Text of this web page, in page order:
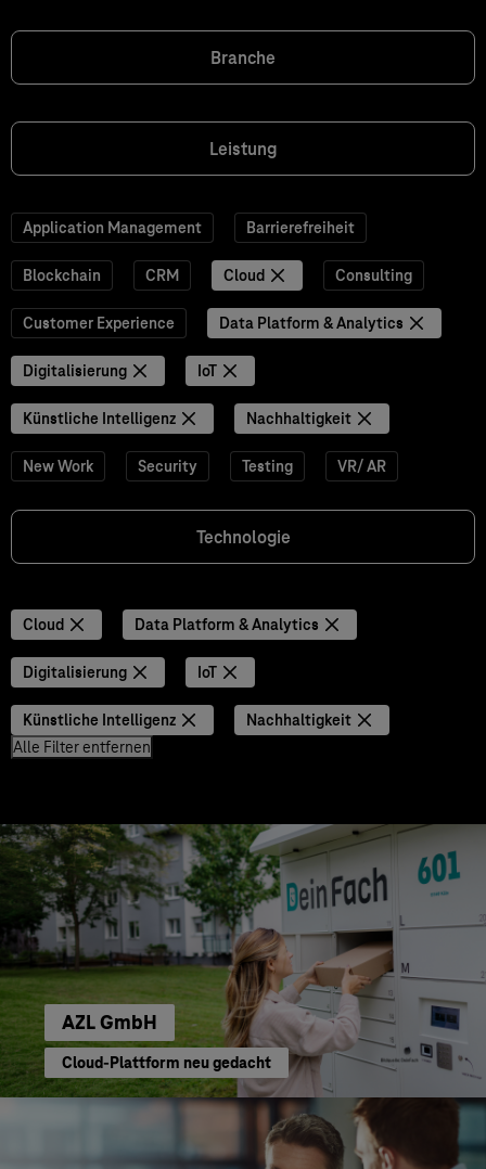
Branche
Leistung
Application Management Barrierefreiheit
Blockchain CRM Cloud Consulting
Customer Experience Data Platform & Analytics
Digitalisierung IoT
Künstliche Intelligenz Nachhaltigkeit
New Work Security Testing VR/ AR
Technologie
Cloud Data Platform & Analytics
Digitalisierung IoT
Künstliche Intelligenz
Nachhaltigkeit
Alle Filter entfernen
AZL GmbH
Cloud-Plattform neu gedacht